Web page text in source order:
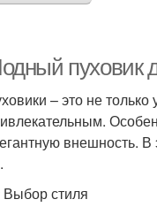
пуховик
– это не
внешность.
Выбор стиля